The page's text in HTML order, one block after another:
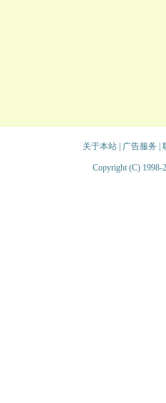
关于本站| 广告服务
Copyright (C) 1998-